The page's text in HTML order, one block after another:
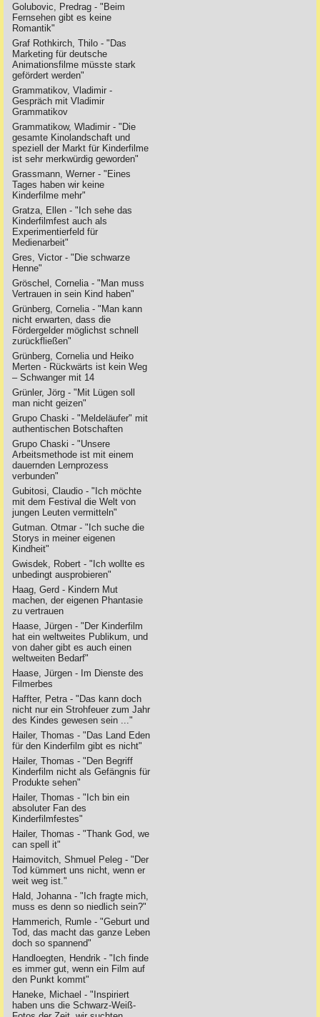
Golubovic, Predrag - "Beim
Fernsehen gibt es keine
Romantik"
Graf Rothkirch, Thilo - "Das
Marketing für deutsche
Animationsfilme müsste stark
gefördert werden"
Grammatikov, Vladimir -
Gespräch mit Vladimir
Grammatikov
Grammatikow, Wladimir - "Die
gesamte Kinolandschaft und
speziell der Markt für Kinderfilme
ist sehr merkwürdig geworden"
Grassmann, Werner - "Eines
Tages haben wir keine
Kinderfilme mehr"
Gratza, Ellen - "Ich sehe das
Kinderfilmfest auch als
Experimentierfeld für
Medienarbeit"
Gres, Victor - "Die schwarze
Henne"
Gröschel, Cornelia - "Man muss
Vertrauen in sein Kind haben"
Grünberg, Cornelia - "Man kann
nicht erwarten, dass die
Fördergelder möglichst schnell
zurückfließen"
Grünberg, Cornelia und Heiko
Merten - Rückwärts ist kein Weg
– Schwanger mit 14
Grünler, Jörg - "Mit Lügen soll
man nicht geizen"
Grupo Chaski - "Meldeläufer" mit
authentischen Botschaften
Grupo Chaski - "Unsere
Arbeitsmethode ist mit einem
dauernden Lernprozess
verbunden"
Gubitosi, Claudio - "Ich möchte
mit dem Festival die Welt von
jungen Leuten vermitteln"
Gutman. Otmar - "Ich suche die
Storys in meiner eigenen
Kindheit"
Gwisdek, Robert - "Ich wollte es
unbedingt ausprobieren"
Haag, Gerd - Kindern Mut
machen, der eigenen Phantasie
zu vertrauen
Haase, Jürgen - "Der Kinderfilm
hat ein weltweites Publikum, und
von daher gibt es auch einen
weltweiten Bedarf"
Haase, Jürgen - Im Dienste des
Filmerbes
Haffter, Petra - "Das kann doch
nicht nur ein Strohfeuer zum Jahr
des Kindes gewesen sein ..."
Hailer, Thomas - "Das Land Eden
für den Kinderfilm gibt es nicht"
Hailer, Thomas - "Den Begriff
Kinderfilm nicht als Gefängnis für
Produkte sehen"
Hailer, Thomas - "Ich bin ein
absoluter Fan des
Kinderfilmfestes"
Hailer, Thomas - "Thank God, we
can spell it"
Haimovitch, Shmuel Peleg - "Der
Tod kümmert uns nicht, wenn er
weit weg ist."
Hald, Johanna - "Ich fragte mich,
muss es denn so niedlich sein?"
Hammerich, Rumle - "Geburt und
Tod, das macht das ganze Leben
doch so spannend"
Handloegten, Hendrik - "Ich finde
es immer gut, wenn ein Film auf
den Punkt kommt"
Haneke, Michael - "Inspiriert
haben uns die Schwarz-Weiß-